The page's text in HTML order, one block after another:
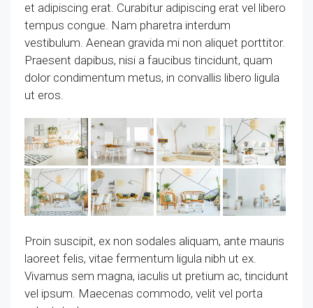
et adipiscing erat. Curabitur adipiscing erat vel libero
tempus congue. Nam pharetra interdum
vestibulum. Aenean gravida mi non aliquet porttitor.
Praesent dapibus, nisi a faucibus tincidunt, quam
dolor condimentum metus, in convallis libero ligula
ut eros.
Proin suscipit, ex non sodales aliquam, ante mauris
laoreet felis, vitae fermentum ligula nibh ut ex.
Vivamus sem magna, iaculis ut pretium ac, tincidunt
vel ipsum. Maecenas commodo, velit vel porta